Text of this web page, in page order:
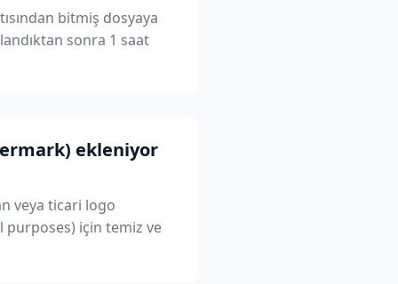
bitmiş dosyaya
sonra 1 saat
ekleniyor
veya ticari logo
purposes) için temiz ve